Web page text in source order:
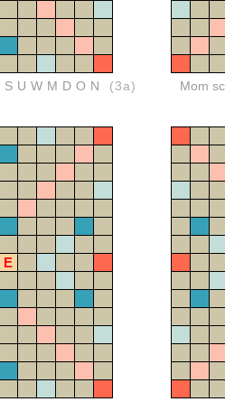
SUWMDON (3a) Mom
E